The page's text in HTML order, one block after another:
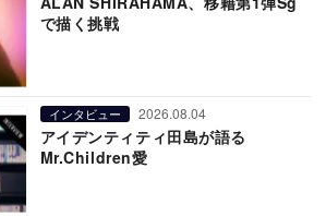
で描く挑戦
インタビュー 2026.08.04
アイデンティティ田島が語る
Mr.Children愛